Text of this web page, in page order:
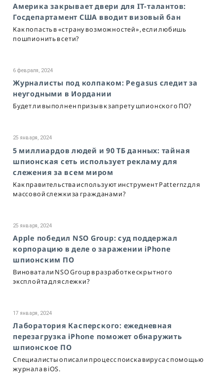
Америка закрывает двери для IT-талантов:
Госдепартамент США вводит визовый бан
Как попасть в «страну возможностей», если любишь
пошпионить в сети?
6 февраля, 2024
Журналисты под колпаком: Pegasus следит за
неугодными в Иордании
Будет ли выполнен призыв к запрету шпионского ПО?
25 января, 2024
5 миллиардов людей и 90 ТБ данных: тайная
шпионская сеть использует рекламу для
слежения за всем миром
Как правительства используют инструмент Patternz для
массовой слежки за гражданами?
25 января, 2024
Apple победил NSO Group: суд поддержал
корпорацию в деле о заражении iPhone
шпионским ПО
Виновата ли NSO Group в разработке скрытного
эксплойта для слежки?
17 января, 2024
Лаборатория Касперского: ежедневная
перезагрузка iPhone поможет обнаружить
шпионское ПО
Специалисты описали процесс поиска вируса с помощью
журнала в iOS.